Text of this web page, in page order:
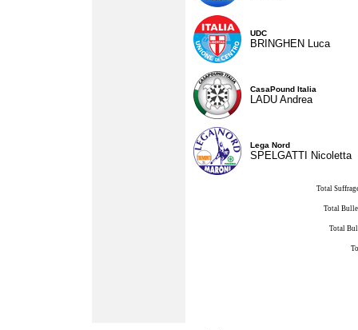
UDC
BRINGHEN Luca
CasaPound Italia
LADU Andrea
Lega Nord
SPELGATTI Nicoletta
Total
Total
Total